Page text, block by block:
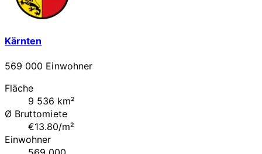
Kärnten
569 000 Einwohner
Fläche
9 536 km²
Ø Bruttomiete
€13.80/m²
Einwohner